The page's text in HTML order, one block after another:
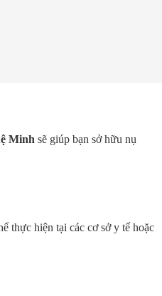
Minh sẽ giúp bạn sở hữu nụ
thực hiện tại các cơ sở y tế hoặc